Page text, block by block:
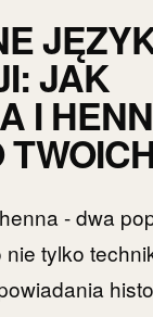
JAK
I
- dwa
nie tylko